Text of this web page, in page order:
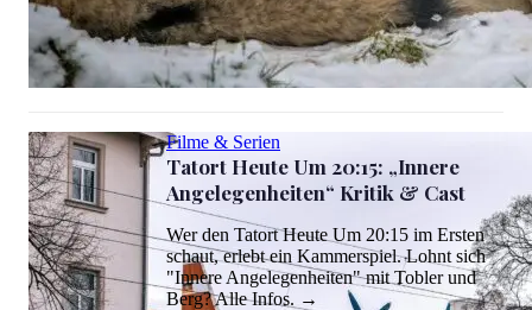
Filme & Serien
Tatort Heute Um 20:15: „Innere
Angelegenheiten“ Kritik & Cast
Wer den Tatort Heute Um 20:15 im Ersten
schaut, erlebt ein Kammerspiel. Lohnt sich
"Innere Angelegenheiten" mit Tobler und
Berg? Alle Infos. →